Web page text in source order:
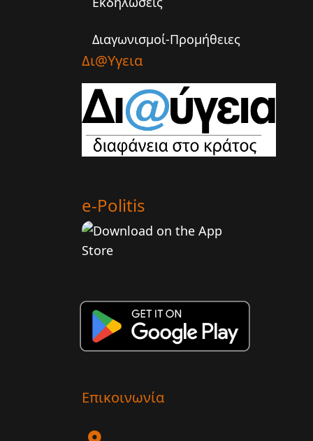
Διαγωνισμοί-Προμήθειες
Δι@υγεια
e-Politis
Επικοινωνία